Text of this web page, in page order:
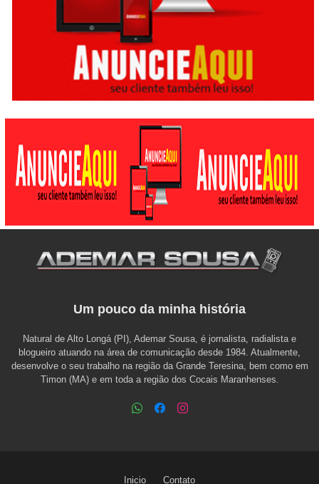
Um pouco da minha história
Natural de Alto Longá (PI), Ademar Sousa, é jornalista, radialista e
blogueiro atuando na área de comunicação desde 1984. Atualmente,
desenvolve o seu trabalho na região da Grande Teresina, bem como em
Timon (MA) e em toda a região dos Cocais Maranhenses.
Inicio Contato